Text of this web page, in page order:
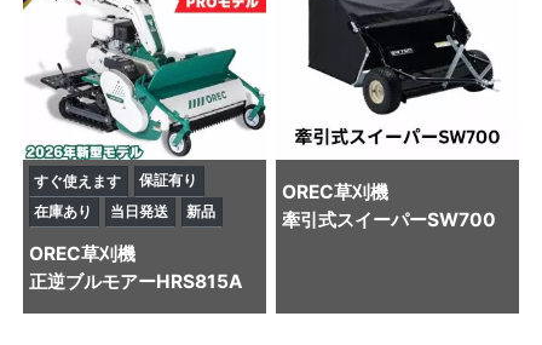
すぐ使えます
保証有り
在庫あり
当日発送 新品
OREC草刈機
正逆ブルモアーHRS815A
OREC草刈機
牽引式スイーパーSW700